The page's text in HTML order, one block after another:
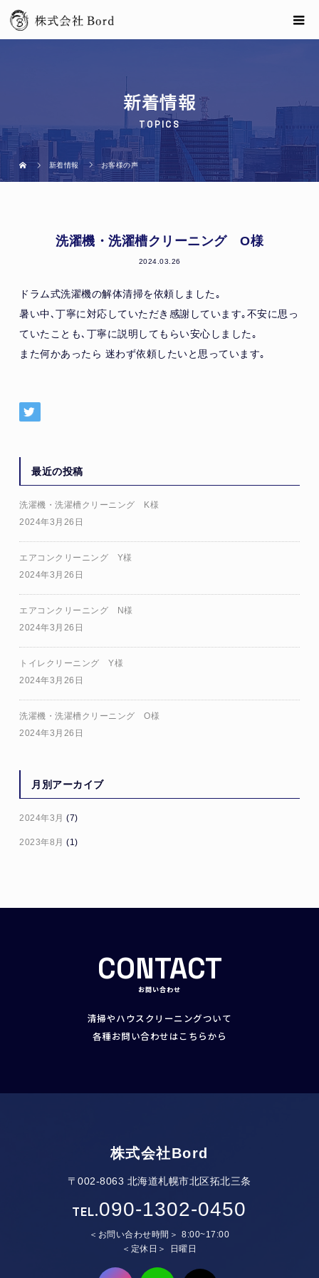
新着情報
TOPICS
新着情報 お客様の声
洗濯機・洗濯槽クリーニング O様
2024.03.26
ドラム式洗濯機の解体清掃を依頼しました｡
暑い中､丁寧に対応していただき感謝しています｡不安に思っ
ていたことも､丁寧に説明してもらい安心しました｡
また何かあったら 迷わず依頼したいと思っています｡
最近の投稿
洗濯機・洗濯槽クリーニング K様
2024年3月26日
エアコンクリーニング Y様
2024年3月26日
エアコンクリーニング N様
2024年3月26日
トイレクリーニング Y様
2024年3月26日
洗濯機・洗濯槽クリーニング O様
2024年3月26日
月別アーカイブ
2024年3月 (7)
2023年8月 (1)
CONTACT
お問い合わせ
清掃やハウスクリーニングついて
各種お問い合わせはこちらから
株式会社Bord
〒002-8063 北海道札幌市北区拓北三条
TEL.090-1302-0450
お問い合わせ時間
8:00~17:00
定休日
日曜日